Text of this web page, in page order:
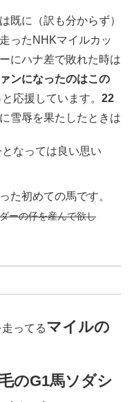
既に（訳も分からず）
ったNHKマイルカッ
にハナ差で敗れた時は
ンになったのはこの
応援しています。 22
に雪辱を果たしたときは
なっては良い思い
た初めての馬です。
ーの仔を産んで欲し
ってるマイルの
のG1馬ソダシ